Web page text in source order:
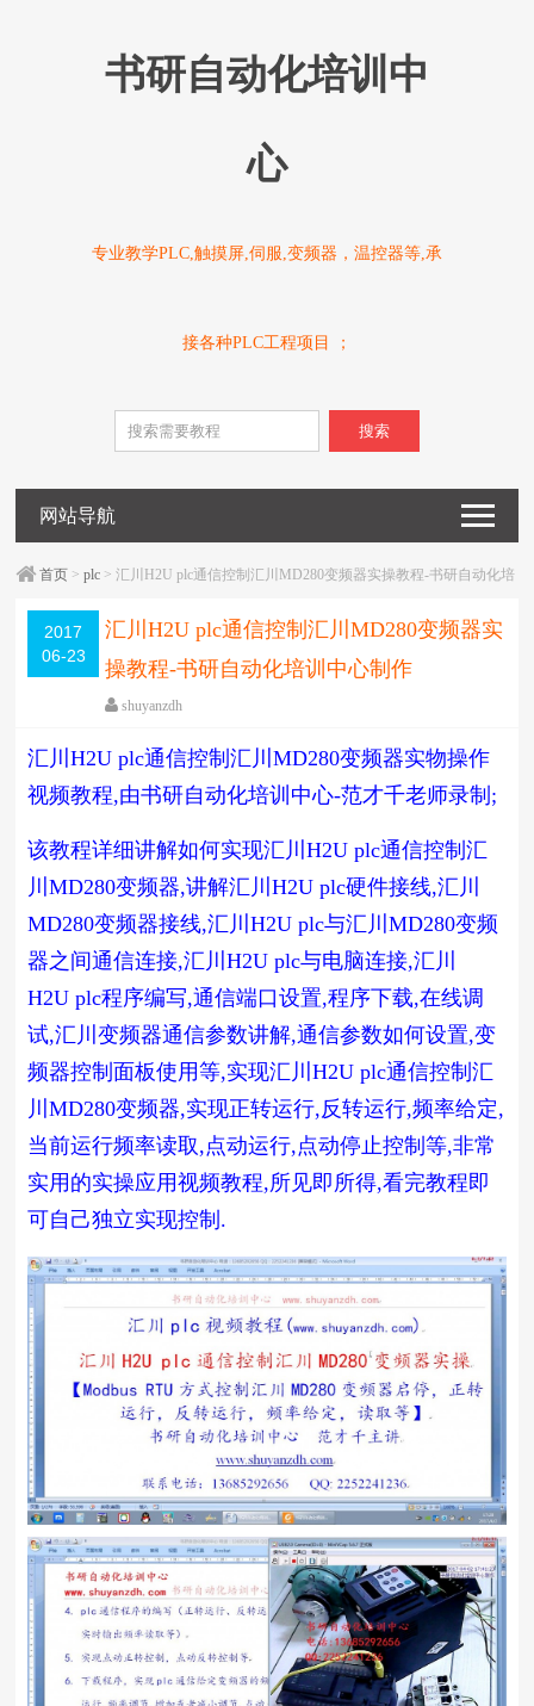
书研自动化培训中
心
专业教学PLC,触摸屏,伺服,变频器，温控器等,承
接各种PLC工程项目 ；
搜索
网站导航
首页 >plc > 汇川H2U plc通信控制汇川MD280变频器实操教程-书研自动化培
2017
06-23
汇川H2U plc通信控制汇川MD280变频器实
操教程-书研自动化培训中心制作
shuyanzdh
频相关,通信,高级教程
围观1744次
已关闭评论
编辑日期：2018-05-22 字体：大 中 小
汇川H2U plc通信控制汇川MD280变频器实物操作
视频教程,由书研自动化培训中心-范才千老师录制;
该教程详细讲解如何实现汇川H2U plc通信控制汇
川MD280变频器,讲解汇川H2U plc硬件接线,汇川
MD280变频器接线,汇川H2U plc与汇川MD280变频
器之间通信连接,汇川H2U plc与电脑连接,汇川
H2U plc程序编写,通信端口设置,程序下载,在线调
试,汇川变频器通信参数讲解,通信参数如何设置,变
频器控制面板使用等,实现汇川H2Uplc通信控制汇
川MD280变频器,实现正转运行,反转运行,频率给定,
当前运行频率读取,点动运行,点动停止控制等,非常
实用的实操应用视频教程,所见即所得,看完教程即
可自己独立实现控制.